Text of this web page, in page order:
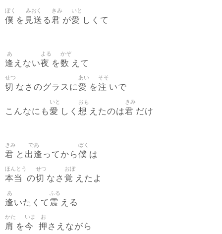
僕
ぼく
を 見送
みおく
る君
きみ
が愛
いと
しくて
逢
あ
えない夜
よる
を数
かぞ
えて
切
せつ
なさのグラスに愛
あい
を注
そそ
いで
こんなにも愛
いと
しく 想
おも
えたのは君
きみ
だけ
君
きみ
と 出逢
であ
ってから僕
ぼく
は
本当
ほんとう
の切
せつ
なさ 覚
おぼ
えたよ
逢
あ
いたくて 震
ふる
える
肩
かた
を今
いま
押
お
さえながら